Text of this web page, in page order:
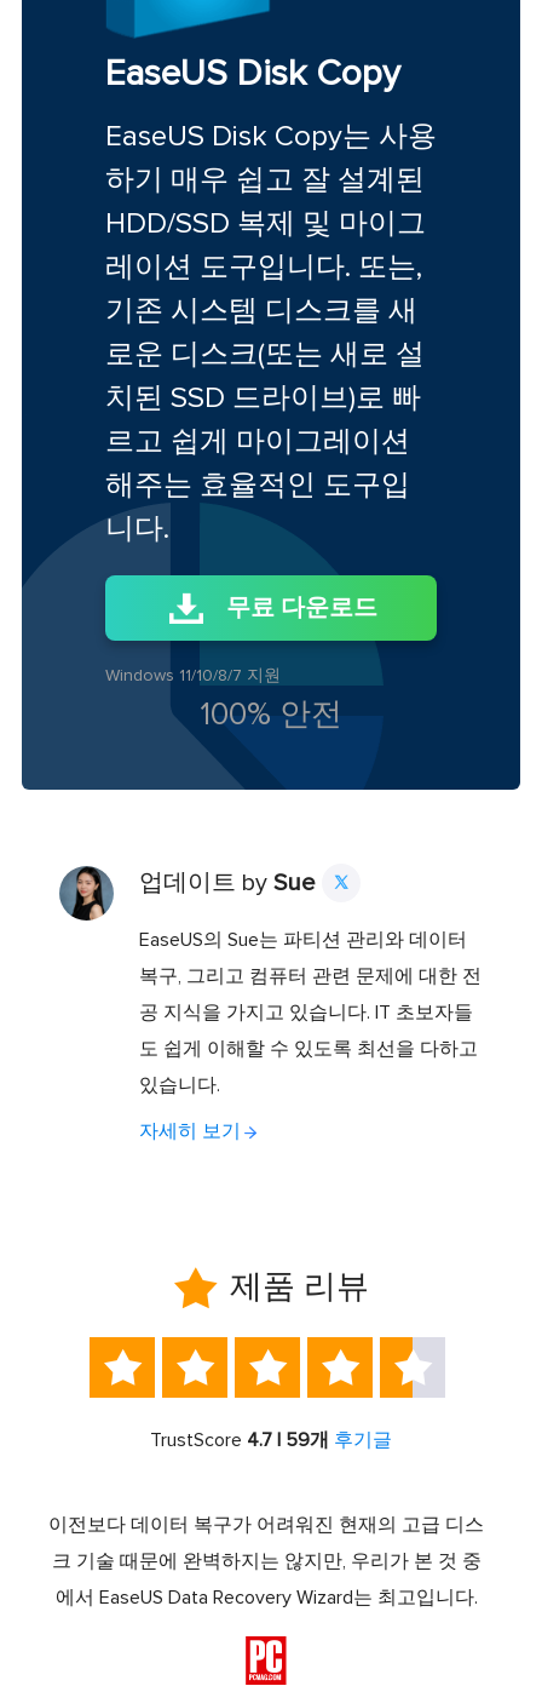
EaseUS Disk Copy
EaseUS Disk Copy는 사용
하기 매우 쉽고 잘 설계된
HDD/SSD 복제 및 마이그
레이션 도구입니다. 또는,
기존 시스템 디스크를 새
로운 디스크(또는 새로 설
치된 SSD 드라이브)로 빠
르고 쉽게 마이그레이션
해주는 효율적인 도구입
니다.
무료 다운로드
Windows 11/10/8/7 지원
100% 안전
업데이트 by Sue 
EaseUS의 Sue는 파티션 관리와 데이터
복구, 그리고 컴퓨터 관련 문제에 대한 전
공 지식을 가지고 있습니다. IT 초보자들
도 쉽게 이해할 수 있도록 최선을 다하고
있습니다.
자세히 보기
 제품 리뷰
    
TrustScore 4.7 | 59개 후기글
이전보다 데이터 복구가 어려워진 현재의 고급 디스
크 기술 때문에 완벽하지는 않지만, 우리가 본 것 중
에서 EaseUS Data Recovery Wizard는 최고입니다.
